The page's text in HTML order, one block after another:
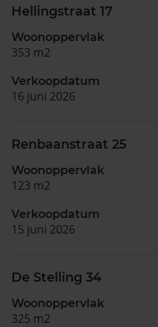
Hellingstraat 17
Woonoppervlak
353 m2
Verkoopdatum
16 juni 2026
Renbaanstraat 25
Woonoppervlak
123 m2
Verkoopdatum
15 juni 2026
De Stelling 34
Woonoppervlak
325 m2